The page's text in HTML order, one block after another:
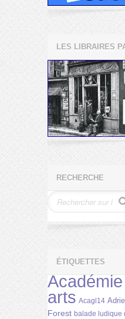
LES LIBRAIRES
RECHERCHE
ÉTIQUETTES
arts Acagl14
Forest balade ludique